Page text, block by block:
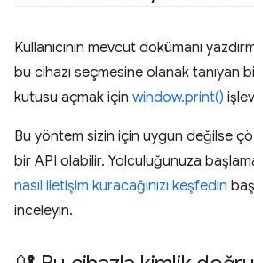
Kullanıcının mevcut dokümanı
bu cihazı seçmesine olanak tanıyan
kutusu açmak için window.print()
Bu yöntem sizin için uygun değilse
bir API olabilir. Yolculuğunuza
nasıl iletişim kuracağınızı keşfedin
inceleyin.